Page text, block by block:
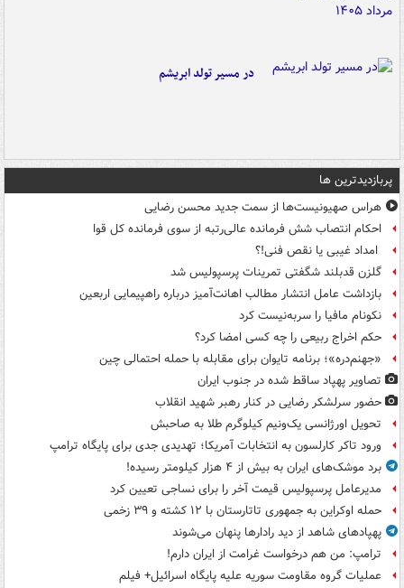
در مسیر تولد ابریشم
پربازدیدترین ها
هراس صهیونیست‌ها از سمت جدید محسن رضایی
احکام انتصاب شش فرمانده عالی‌رتبه از سوی فرمانده کل قوا
امداد غیبی یا نقص فنی!؟
گلزن قدبلند شگفتی تمرینات پرسپولیس شد
بازداشت عامل انتشار مطالب اهانت‌آمیز درباره راهپیمایی اربعین
نکونام مافیا را سربه‌نیست کرد
حکم اخراج ربیعی را چه کسی امضا کرد؟
«جهنم‌دره»؛ برنامه تایوان برای مقابله با حمله احتمالی چین
تصاویر پهپاد ساقط شده در جنوب ایران
حضور سرلشکر رضایی در کنار رهبر شهید انقلاب
تحویل اورژانسی یک‌ونیم کیلوگرم طلا به صاحبش
ورود تاکر کارلسون به انتخابات آمریکا؛ تهدیدی جدی برای پایگاه ترامپ
برد موشک‌های ایران به بیش از ۴ هزار کیلومتر رسیده!
مدیرعامل پرسپولیس قیمت آخر را برای نساجی تعیین کرد
حمله اوکراین به جمهوری تاتارستان با ۱۲ کشته و ۳۹ زخمی
پهپادهای شاهد از دید رادارها پنهان می‌شوند
ترامپ: من هم درخواست غرامت از ایران دارم!
عملیات گروه مقاومت سوریه علیه پایگاه اسرائیل+ فیلم